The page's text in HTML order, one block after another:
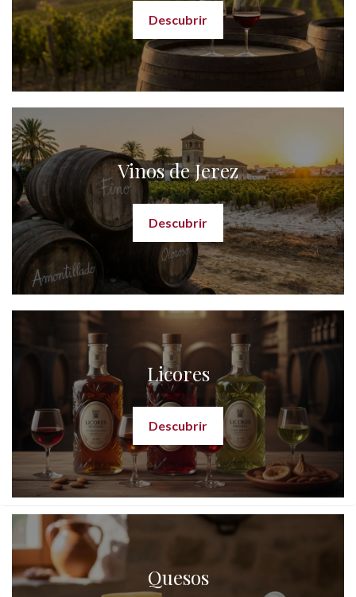
Descubrir
Vinos de Jerez
Descubrir
Licores
Descubrir
Quesos